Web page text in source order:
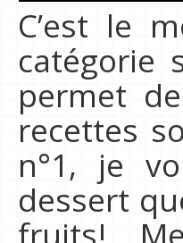
C’est le
catégorie
permet
recettes
n°1, je
dessert
fruits!